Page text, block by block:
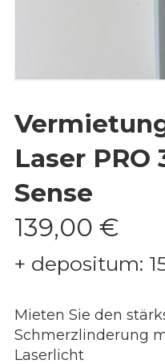
Laser PRO
Sense
139,00 €
+ depositum:
Mieten Sie den
Schmerzlinderung
Laserlicht